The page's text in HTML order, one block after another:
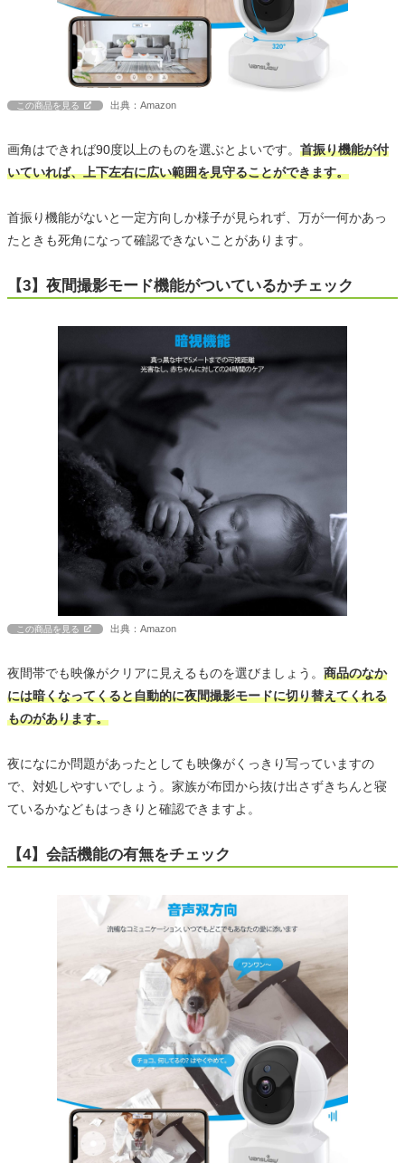
この商品を見る 出典：Amazon
画角はできれば90度以上のものを選ぶとよいです。 首振り機能が付
いていれば、上下左右に広い範囲を見守ることができます。
首振り機能がないと一定方向しか様子が見られず、万が一何かあっ
たときも死角になって確認できないことがあります。
【3】夜間撮影モード機能がついているかチェック
この商品を見る 出典：Amazon
夜間帯でも映像がクリアに見えるものを選びましょう。 商品のなか
には暗くなってくると自動的に夜間撮影モードに切り替えてくれる
ものがあります。
夜になにか問題があったとしても映像がくっきり写っていますの
で、対処しやすいでしょう。家族が布団から抜け出さずきちんと寝
ているかなどもはっきりと確認できますよ。
【4】会話機能の有無をチェック